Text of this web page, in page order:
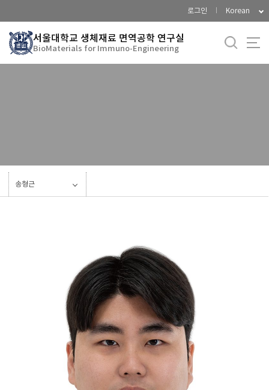
로
메
로그인 Korean
서울대학교 생체재료 면역공학 연구실
BioMaterials for Immuno-Engineering
Current Members
송형근